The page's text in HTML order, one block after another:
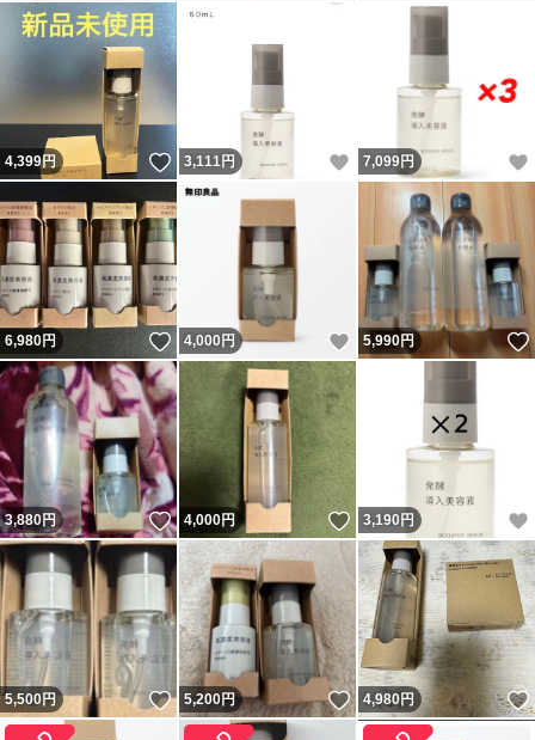
4,399円 いいね！
3,111円 いいね！
7,099円
6,980円 いいね！
4,000 円 いいね！
5,990円
3,880円 いいね！
4,000円 いいね！
3,190 円
5,500円 いいね！
5,200円 いいね！
4,980円